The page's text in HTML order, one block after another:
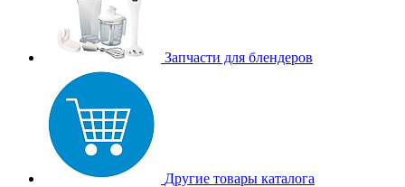
Запчасти для блендеров
Другие товары каталога